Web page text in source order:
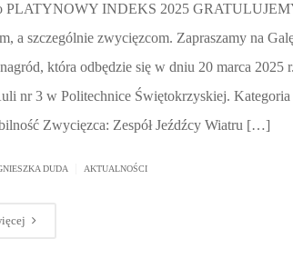
PLATYNOWY INDEKS 2025
a szczególnie zwycięzcom. Zapraszamy na
która odbędzie się w dniu 20 marca 2025
nr 3 w Politechnice Świętokrzyskiej.
Zwycięzca: Zespół Jeźdźcy Wiatru […]
DUDA AKTUALNOŚCI